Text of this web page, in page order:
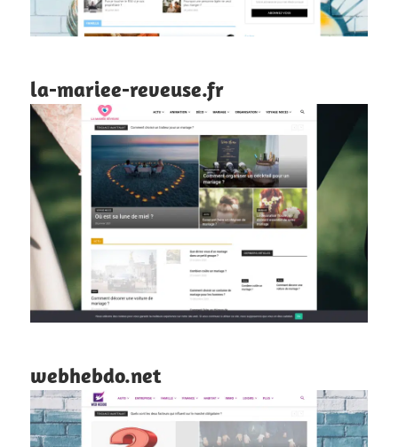
la-mariee-reveuse.fr
webhebdo.net